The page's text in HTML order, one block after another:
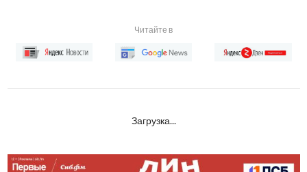
Читайте в
Загрузка...